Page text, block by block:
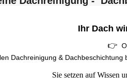
Ihr Dach
👉
Dachreinigung &
Sie setzen auf Wissen